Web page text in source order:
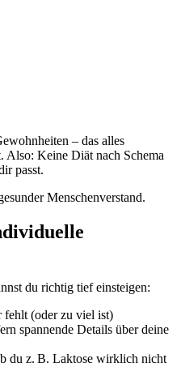
– das alles
Keine Diät nach Schema
passt.
Menschenverstand.
du richtig tief einsteigen:
fehlt (oder zu viel ist)
spannende Details über deine
du z. B. Laktose wirklich nicht